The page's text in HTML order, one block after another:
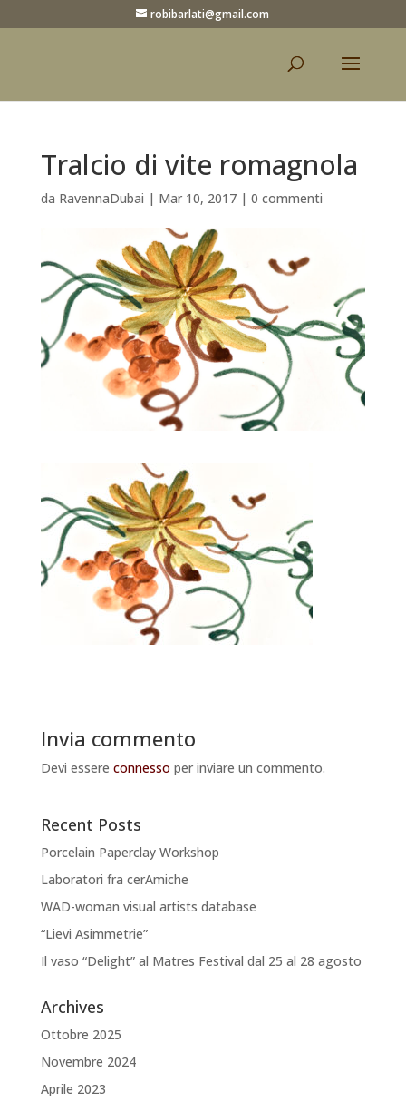
robibarlati@gmail.com
Tralcio di vite romagnola
da RavennaDubai | Mar 10, 2017| 0 commenti
Invia commento
Devi essere connesso per inviare un commento.
Recent Posts
Porcelain Paperclay Workshop
Laboratori fra cerAmiche
WAD-woman visual artists database
“Lievi Asimmetrie”
Il vaso “Delight” al Matres Festival dal 25 al 28 agosto
Archives
Ottobre 2025
Novembre 2024
Aprile 2023